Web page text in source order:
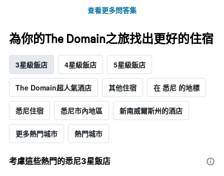
查看更多問答集
為你的The Domain之旅找出更好的住宿
3星級飯店 4星級飯店 5星級飯店
The Domain超人氣酒店 其他住宿 在 悉尼 的地標
悉尼住宿 悉尼市內地區 新南威爾斯州的酒店
更多熱門城市 熱門城市
考慮這些熱門的悉尼3星​飯店